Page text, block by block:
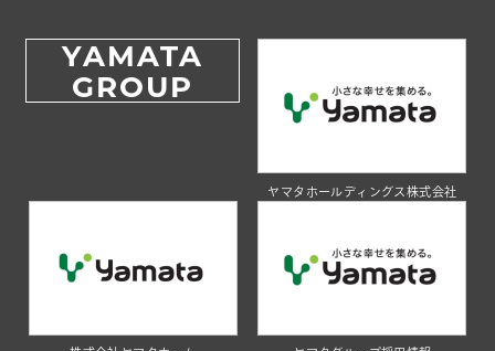
YAMATA
GROUP
ヤマタホールディングス株式会社